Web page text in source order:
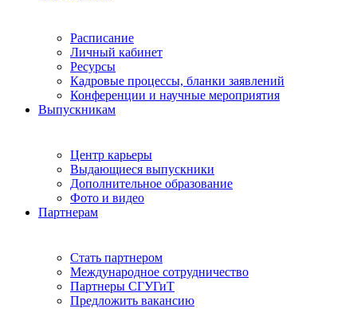
Расписание
Личный кабинет
Ресурсы
Кадровые процессы, бланки заявлений
Конференции и научные мероприятия
Выпускникам
Центр карьеры
Выдающиеся выпускники
Дополнительное образование
Фото и видео
Партнерам
Стать партнером
Международное сотрудничество
Партнеры СГУГиТ
Предложить вакансию